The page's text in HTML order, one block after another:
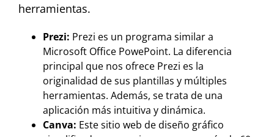
herramientas.
Prezi: Prezi es un programa similar a
Microsoft Office PowePoint. La diferencia
principal que nos ofrece Prezi es la
originalidad de sus plantillas y múltiples
herramientas. Además, se trata de una
aplicación más intuitiva y dinámica.
Canva: Este sitio web de diseño gráfico